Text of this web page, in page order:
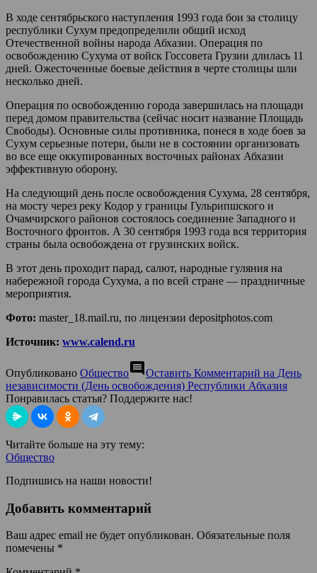
В ходе сентябрьского наступления 1993 года бои за столицу
республики Сухум предопределили общий исход
Отечественной войны народа Абхазии. Операция по
освобождению Сухума от войск Госсовета Грузии длилась 11
дней. Ожесточенные боевые действия в черте столицы шли
несколько дней.
Операция по освобождению города завершилась на площади
перед домом правительства (сейчас носит название Площадь
Свободы). Основные силы противника, понеся в ходе боев за
Сухум серьезные потери, были не в состоянии организовать
во все еще оккупированных восточных районах Абхазии
эффективную оборону.
На следующий день после освобождения Сухума, 28 сентября,
на мосту через реку Кодор у границы Гульрипшского и
Очамчирского районов состоялось соединение Западного и
Восточного фронтов. А 30 сентября 1993 года вся территория
страны была освобождена от грузинских войск.
В этот день проходит парад, салют, народные гуляния на
набережной города Сухума, а по всей стране — праздничные
мероприятия.
Фото: master_18.mail.ru, по лицензии depositphotos.com
Источник: www.calend.ru
Опубликовано Обществоcomment Оставить Комментарий на День
независимости (День освобождения) Республики Абхазия
Понравилась статья? Поддержите нас!
Читайте больше на эту тему:
Общество
Подпишись на наши новости!
Добавить комментарий
Ваш адрес email не будет опубликован. Обязательные поля
помечены *